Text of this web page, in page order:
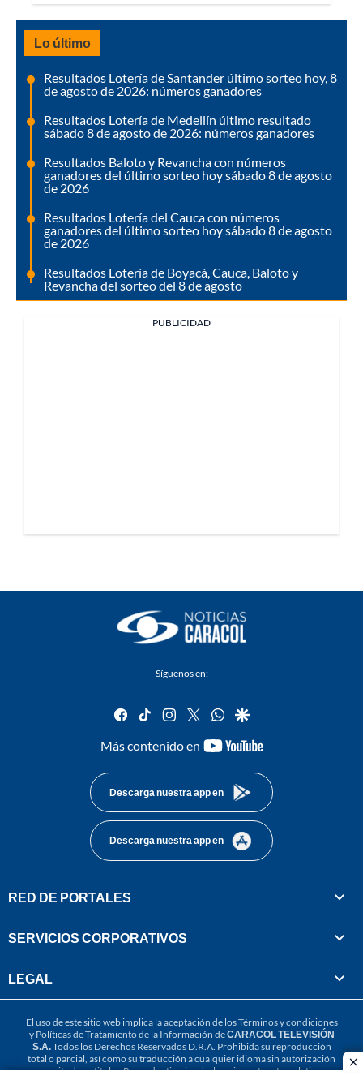
Lo último
Resultados Lotería de Santander último sorteo hoy, 8
de agosto de 2026: números ganadores
Resultados Lotería de Medellín último resultado
sábado 8 de agosto de 2026: números ganadores
Resultados Baloto y Revancha con números
ganadores del último sorteo hoy sábado 8 de agosto
de 2026
Resultados Lotería del Cauca con números
ganadores del último sorteo hoy sábado 8 de agosto
de 2026
Resultados Lotería de Boyacá, Cauca, Baloto y
Revancha del sorteo del 8 de agosto
PUBLICIDAD
Síguenos en:
facebook
tiktok instagram
twitterwhatsapp
google
Más contenido en
youtube-
Descarga nuestra app en
Descarga nuestra app en
RED DE PORTALES
SERVICIOS CORPORATIVOS
LEGAL
El uso de este sitio web implica la aceptación de losTérminos y condiciones
y Políticas de Tratamiento de la Información deCARACOL TELEVISIÓN
S.A.Todos los Derechos Reservados D.R.A. Prohibida su reproducción
total o parcial, así como su traducción a cualquier idioma sin autorización
escrita de su titular. Reproduction in whole or in part, or translation